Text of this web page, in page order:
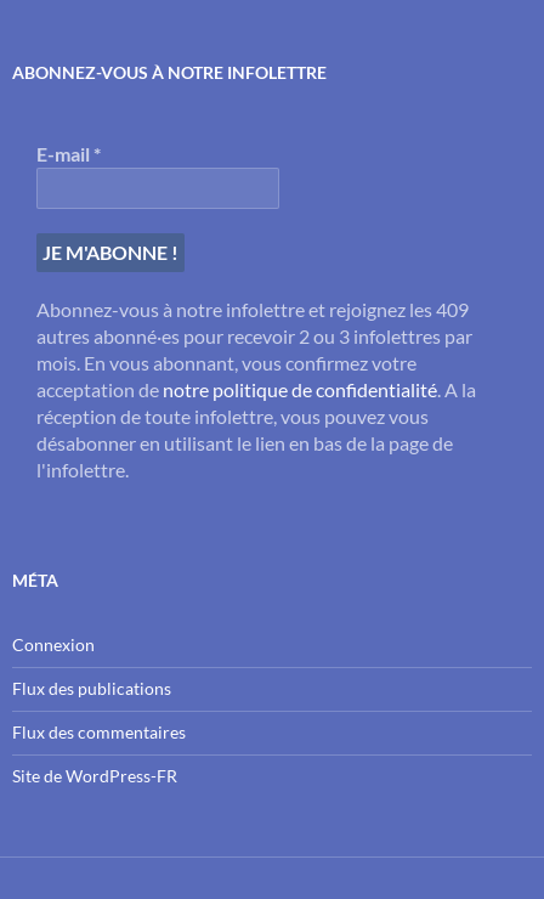
ABONNEZ-VOUS À NOTRE INFOLETTRE
E-mail *
Abonnez-vous à notre infolettre et rejoignez les 409
autres abonné·es pour recevoir 2 ou 3 infolettres par
mois. En vous abonnant, vous confirmez votre
acceptation de notre politique de confidentialité . A la
réception de toute infolettre, vous pouvez vous
désabonner en utilisant le lien en bas de la page de
l'infolettre.
MÉTA
Connexion
Flux des publications
Flux des commentaires
Site de WordPress-FR